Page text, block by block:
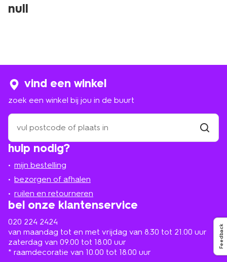
Feedback
null
hulp nodig?
mijn bestelling
bezorgen of afhalen
ruilen en retourneren
bel onze klantenservice
020 224 2424
van maandag tot en met vrijdag van 8.30 tot 21.00 uur
zaterdag van 09.00 tot 18.00 uur
* raamdecoratie van 10.00 tot 18.00 uur
vind een winkel
zoek een winkel bij jou in de buurt
zoek
een
winkel
bij
in
de
buurt